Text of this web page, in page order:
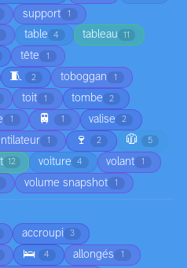
support 1
table 4 tableau 11
tête 1
🧵 2 toboggan 1
toit 1 tombe 2
1 🚆 1 valise 2
1 🍷 2 🧥 5
12 voiture 4 volant 1
volume snapshot 1
accroupi 3
🛌 4 allongés 1